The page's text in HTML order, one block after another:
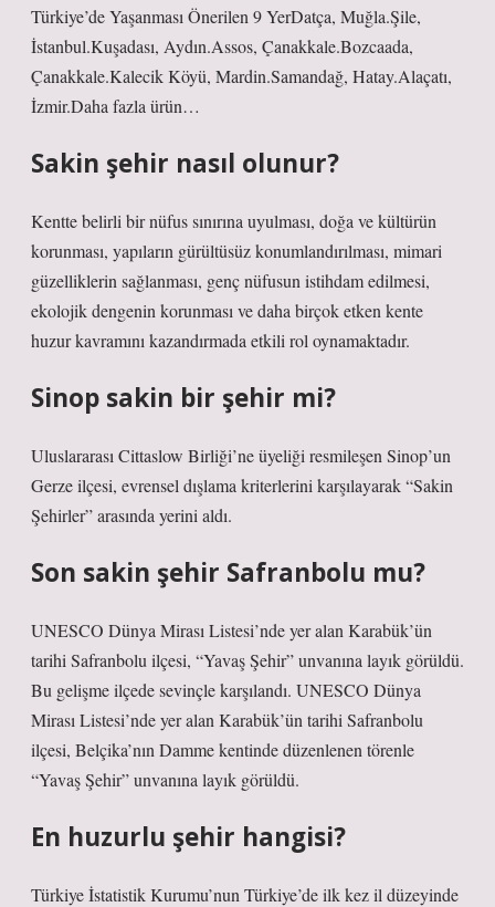
Türkiye’de Yaşanması Önerilen 9 YerDatça, Muğla.Şile,
İstanbul.Kuşadası, Aydın.Assos, Çanakkale.Bozcaada,
Çanakkale.Kalecik Köyü, Mardin.Samandağ, Hatay.Alaçatı,
İzmir.Daha fazla ürün…
Sakin şehir nasıl olunur?
Kentte belirli bir nüfus sınırına uyulması, doğa ve kültürün
korunması, yapıların gürültüsüz konumlandırılması, mimari
güzelliklerin sağlanması, genç nüfusun istihdam edilmesi,
ekolojik dengenin korunması ve daha birçok etken kente
huzur kavramını kazandırmada etkili rol oynamaktadır.
Sinop sakin bir şehir mi?
Uluslararası Cittaslow Birliği’ne üyeliği resmileşen Sinop’un
Gerze ilçesi, evrensel dışlama kriterlerini karşılayarak “Sakin
Şehirler” arasında yerini aldı.
Son sakin şehir Safranbolu mu?
UNESCO Dünya Mirası Listesi’nde yer alan Karabük’ün
tarihi Safranbolu ilçesi, “Yavaş Şehir” unvanına layık görüldü.
Bu gelişme ilçede sevinçle karşılandı. UNESCO Dünya
Mirası Listesi’nde yer alan Karabük’ün tarihi Safranbolu
ilçesi, Belçika’nın Damme kentinde düzenlenen törenle
“Yavaş Şehir” unvanına layık görüldü.
En huzurlu şehir hangisi?
Türkiye İstatistik Kurumu’nun Türkiye’de ilk kez il düzeyinde